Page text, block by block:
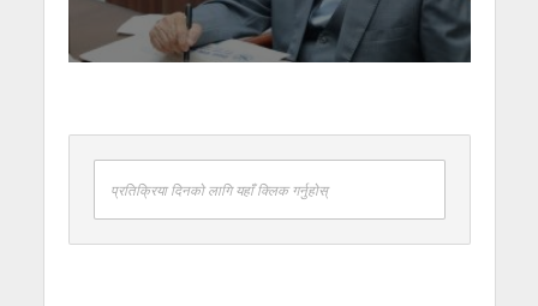
प्रतिक्रिया दिनको लागि यहाँ क्लिक गर्नुहोस्